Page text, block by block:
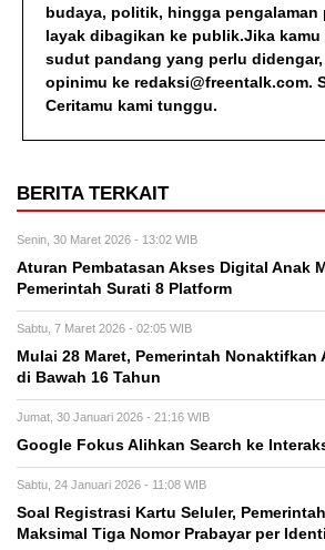
budaya, politik, hingga pengalaman
layak dibagikan ke publik.Jika kamu
sudut pandang yang perlu
opinimu ke redaksi@freentalk.com.
Ceritamu kami tunggu.
BERITA TERKAIT
Senin, 30 Maret 2026 - 13:02 WIB
Aturan Pembatasan Akses Digital Anak
Pemerintah Surati 8 Platform
Sabtu, 7 Maret 2026 - 02:05 WIB
Mulai 28 Maret, Pemerintah Nonaktifkan
di Bawah 16 Tahun
Jumat, 30 Januari 2026 - 21:16 WIB
Google Fokus Alihkan Search ke
Sabtu, 24 Januari 2026 - 11:08 WIB
Soal Registrasi Kartu Seluler,
Maksimal Tiga Nomor Prabayar per